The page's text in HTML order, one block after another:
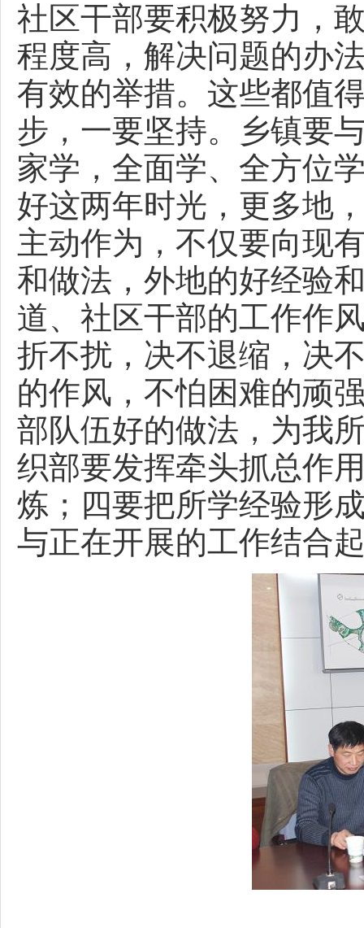
社区干部要积极努力，
程度高，解决问题的办
有效的举措。这些都值
步，一要坚持。乡镇要
家学，全面学、全方位
好这两年时光，更多地
主动作为，不仅要向现
和做法，外地的好经验
道、社区干部的工作作
折不扰，决不退缩，决
的作风，不怕困难的顽
部队伍好的做法，为我
织部要发挥牵头抓总作
炼；四要把所学经验形
与正在开展的工作结合